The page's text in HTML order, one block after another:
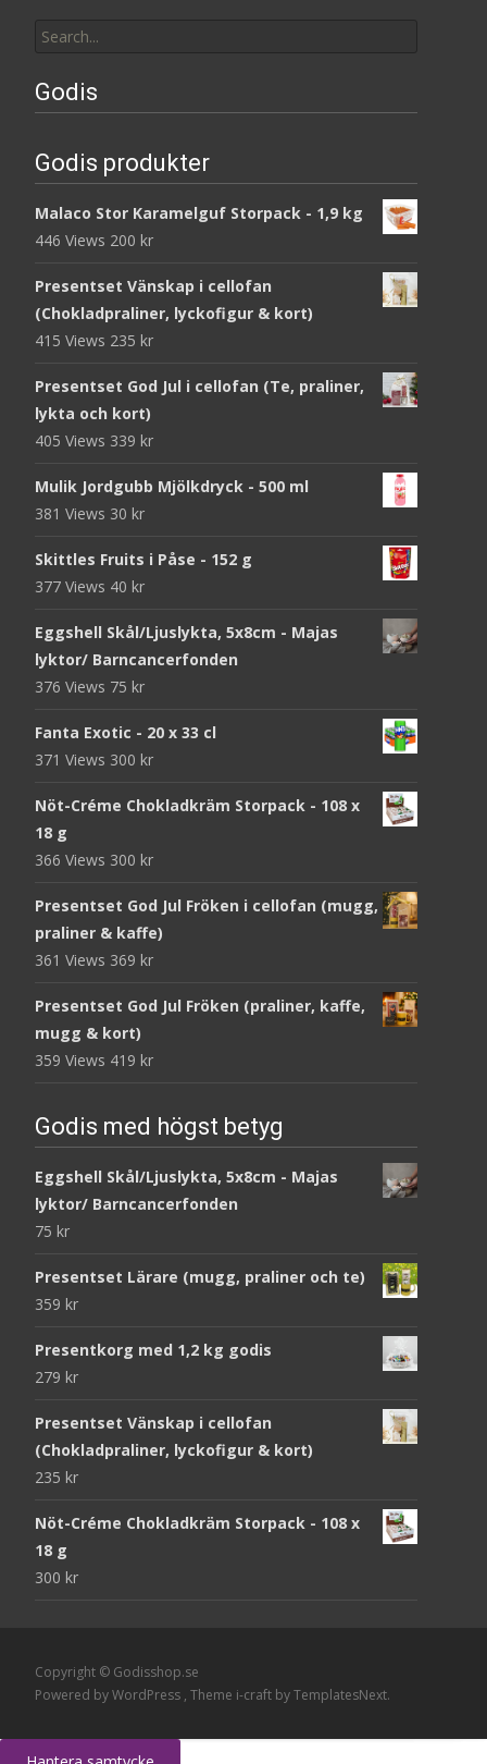
for:
Godis
Godis produkter
Malaco Stor Karamelguf Storpack - 1,9 kg
446 Views 200 kr
Presentset Vänskap i cellofan
(Chokladpraliner, lyckofigur & kort)
415 Views 235 kr
Presentset God Jul i cellofan (Te, praliner,
lykta och kort)
405 Views 339 kr
Mulik Jordgubb Mjölkdryck - 500 ml
381 Views 30 kr
Skittles Fruits i Påse - 152 g
377 Views 40 kr
Eggshell Skål/Ljuslykta, 5x8cm - Majas
lyktor/ Barncancerfonden
376 Views 75 kr
Fanta Exotic - 20 x 33 cl
371 Views 300 kr
Nöt-Créme Chokladkräm Storpack - 108 x
18 g
366 Views 300 kr
Presentset God Jul Fröken i cellofan (mugg,
praliner & kaffe)
361 Views 369 kr
Presentset God Jul Fröken (praliner, kaffe,
mugg & kort)
359 Views 419 kr
Godis med högst betyg
Eggshell Skål/Ljuslykta, 5x8cm - Majas
lyktor/ Barncancerfonden
75 kr
Presentset Lärare (mugg, praliner och te)
359 kr
Presentkorg med 1,2 kg godis
279 kr
Presentset Vänskap i cellofan
(Chokladpraliner, lyckofigur & kort)
235 kr
Nöt-Créme Chokladkräm Storpack - 108 x
18 g
300 kr
Copyright © Godisshop.se
Powered by WordPress , Theme i-craft by TemplatesNext.